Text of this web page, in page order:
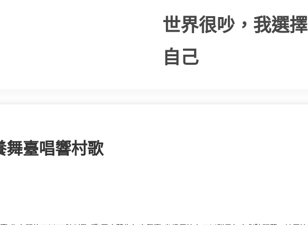
世界很吵，我選
自己
舞臺唱響村歌